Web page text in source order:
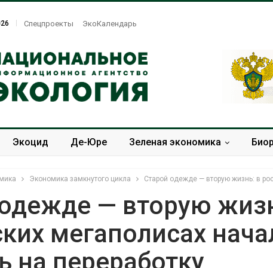
Спецпроекты ЭкоКалендарь
Экоцид Де-Юре Зеленая экономика
Экономика замкнутого цикла Старой одежде — вторую жизнь: в
— вторую
мегаполисах
на переработку
Тайфун, засуха и пожары:
сразу несколько
экстремальными
Микропластик из
упаковки может
болезни печени